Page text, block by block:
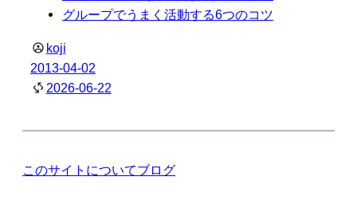
グループでうまく活動する6つのコツ
koji
2013-04-02
2026-06-22
このサイトについてブログ